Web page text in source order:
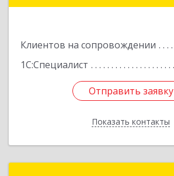
Клиентов на сопровождении
1С:Специалист
Отправить заявку
Показать контакты
Отправить заявку
Назад